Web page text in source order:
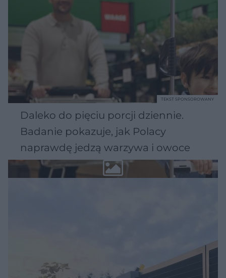
Daleko do pięciu porcji dziennie.
Badanie pokazuje, jak Polacy
naprawdę jedzą warzywa i owoce
TEKST SPONSOROWANY